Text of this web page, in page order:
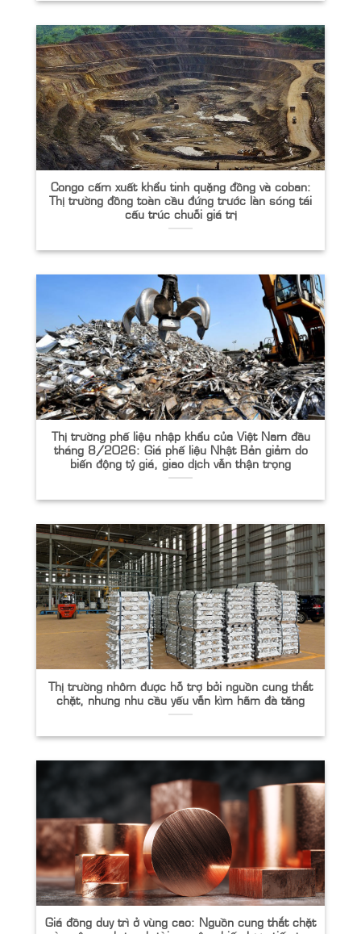
Congo cấm xuất khẩu tinh quặng đồng và coban:
Thị trường đồng toàn cầu đứng trước làn sóng tái
cấu trúc chuỗi giá trị
Thị trường phế liệu nhập khẩu của Việt Nam đầu
tháng 8/2026: Giá phế liệu Nhật Bản giảm do
biến động tỷ giá, giao dịch vẫn thận trọng
Thị trường nhôm được hỗ trợ bởi nguồn cung thắt
chặt, nhưng nhu cầu yếu vẫn kìm hãm đà tăng
Giá đồng duy trì ở vùng cao: Nguồn cung thắt chặt